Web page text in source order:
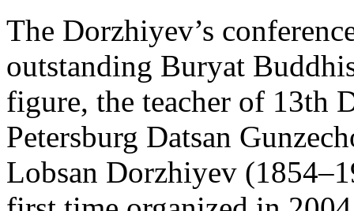
The Dorzhiyev’s
outstanding Buryat
figure, the teacher of 13th
Petersburg Datsan
Lobsan Dorzhiyev